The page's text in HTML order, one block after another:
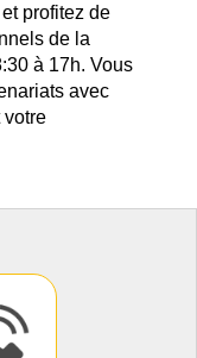
profitez de
de la
à 17h. Vous
avec
votre